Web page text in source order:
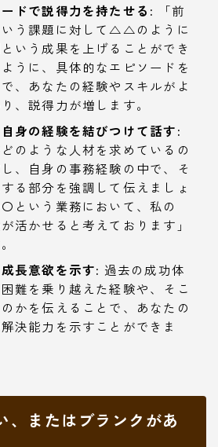
ドで説得力を持たせる:
「前
う課題に対して△△のように
いう成果を上げることができ
うに、具体的なエピソードを
、あなたの経験やスキルがよ
、説得力が増します。
身の経験を結びつけて話す:
のような人材を求めているの
、自身の事務経験の中で、そ
る部分を強調して伝えましょ
という業務において、私の
かせると考えております」
長意欲を示す: 過去の成功体
難を乗り越えた経験や、そこ
かを伝えることで、あなたの
決能力を示すことができま
、またはブランクがあ